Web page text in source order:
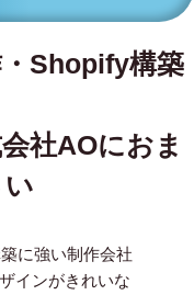
Shopify構築
社AOにおま
に強い制作会社
インがきれいな